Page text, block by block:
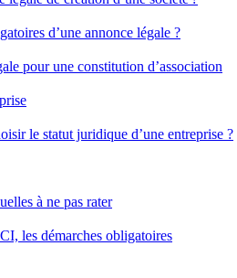
d’une annonce légale ?
pour une constitution d’association
le statut juridique d’une entreprise ?
à ne pas rater
les démarches obligatoires